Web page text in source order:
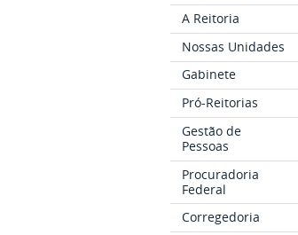
A Reitoria
Nossas Unidades
Gabinete
Pró-Reitorias
Gestão de
Pessoas
Procuradoria
Federal
Corregedoria